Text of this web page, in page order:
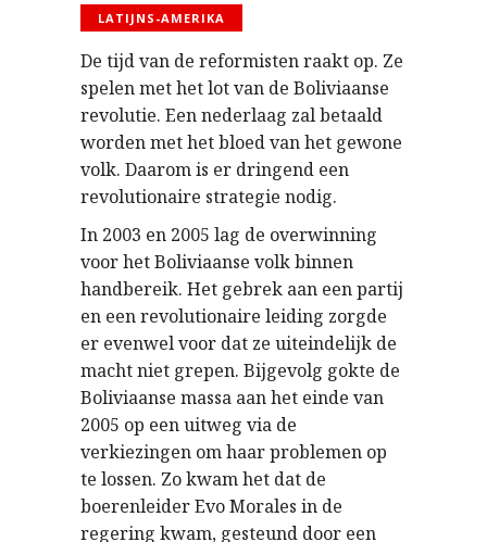
LATIJNS-AMERIKA
De tijd van de reformisten raakt op. Ze
spelen met het lot van de Boliviaanse
revolutie. Een nederlaag zal betaald
worden met het bloed van het gewone
volk. Daarom is er dringend een
revolutionaire strategie nodig.
In 2003 en 2005 lag de overwinning
voor het Boliviaanse volk binnen
handbereik. Het gebrek aan een partij
en een revolutionaire leiding zorgde
er evenwel voor dat ze uiteindelijk de
macht niet grepen. Bijgevolg gokte de
Boliviaanse massa aan het einde van
2005 op een uitweg via de
verkiezingen om haar problemen op
te lossen. Zo kwam het dat de
boerenleider Evo Morales in de
regering kwam, gesteund door een